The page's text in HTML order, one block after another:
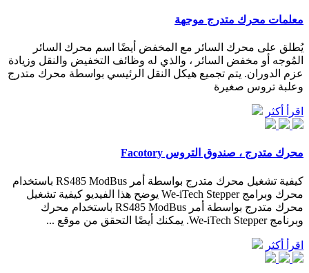
معلمات محرك متدرج موجهة
يُطلق على محرك السائر مع المخفض أيضًا اسم محرك السائر
المُوجه أو مخفض السائر ، والذي له وظائف التخفيض والنقل وزيادة
عزم الدوران. يتم تجميع هيكل النقل الرئيسي بواسطة محرك متدرج
وعلبة تروس صغيرة
اقرأ أكثر
محرك متدرج ، صندوق التروس Facotory
كيفية تشغيل محرك متدرج بواسطة أمر RS485 ModBus باستخدام
محرك وبرامج We-iTech Stepper يوضح هذا الفيديو كيفية تشغيل
محرك متدرج بواسطة أمر RS485 ModBus باستخدام محرك
وبرنامج We-iTech Stepper. يمكنك أيضًا التحقق من موقع ...
اقرأ أكثر